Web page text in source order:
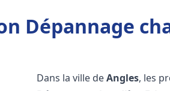
Dépannage
Dans la ville deAngles, les